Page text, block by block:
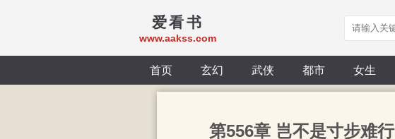
爱看书
www.aakss.com
首页 玄幻 武侠 都市 女生
第556章 岂不是寸步难行